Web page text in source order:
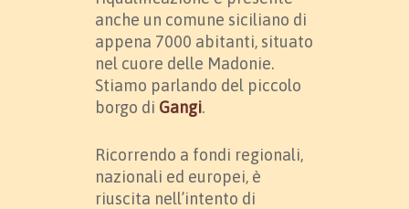
anche un comune siciliano di
appena 7000 abitanti, situato
nel cuore delle Madonie.
Stiamo parlando del piccolo
borgo di Gangi.
Ricorrendo a fondi regionali,
nazionali ed europei, è
riuscita nell’intento di